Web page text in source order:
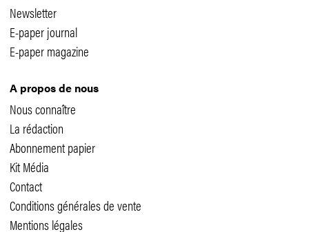
Newsletter
E-paper journal
E-paper magazine
A propos de nous
Nous connaître
La rédaction
Abonnement papier
Kit Média
Contact
Conditions générales de vente
Mentions légales